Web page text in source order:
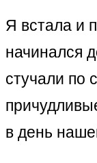
Я встала и
начинался
стучали по
в день